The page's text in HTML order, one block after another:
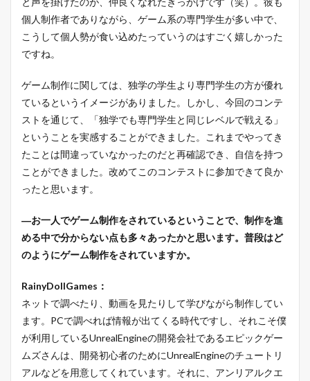
個人制作者でありながら、ゲーム系の専門学生が多い中で、
こうして個人勢が食い込めたっていうのはすごく嬉しかった
ですね。
ゲーム制作に関しては、独学の学生より専門学生の方が優れ
ているというイメージがありました。しかし、今回のコンテ
ストを通じて、「独学でも専門学生と同じレベルで戦える」
ということを実感することができました。これまでやってき
たことは間違っていなかったのだと再確認でき、自信を持つ
ことができました。改めてこのコンテストに参加できて良か
ったと思います。
―お一人でゲーム制作をされているということで、制作を進
める中で分からない点も多々あったかと思います。普段はど
のようにゲーム制作をされていますか。
RainyDollGames：
ネットで調べたり、動画を見たりして学びながら制作してい
ます。PCで調べれば情報が出てくる時代ですし、それこそ僕
が利用しているUnrealEngineの開発会社であるエピックゲー
ムズさんは、開発初心者のためにUnrealEngineのチュートリ
アルなどを用意してくれています。それに、アンリアルクエ